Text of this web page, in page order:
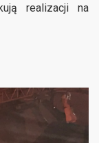
realizacji na